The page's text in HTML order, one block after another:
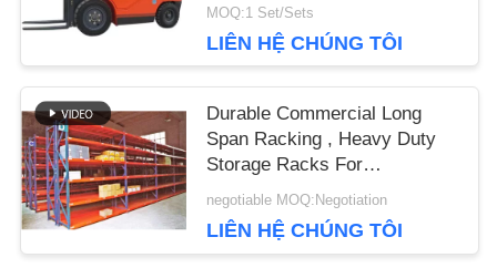
MOQ:1 Set/Sets
LIÊN HỆ CHÚNG TÔI
Durable Commercial Long
Span Racking , Heavy Duty
Storage Racks For
Warehouse
negotiable MOQ:Negotiation
LIÊN HỆ CHÚNG TÔI